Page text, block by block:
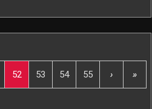
52 53 54 55 › »